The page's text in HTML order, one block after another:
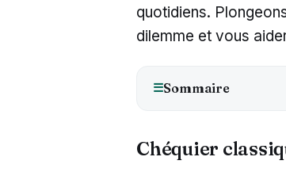
quotidiens.
dilemme et vous
☰Sommaire
Chéquier